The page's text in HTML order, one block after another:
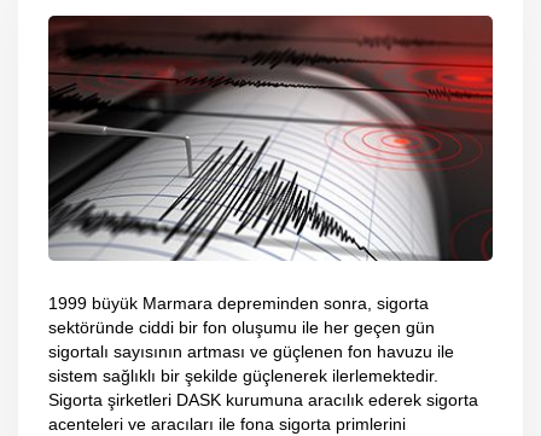
1999 büyük Marmara depreminden sonra, sigorta
sektöründe ciddi bir fon oluşumu ile her geçen gün
sigortalı sayısının artması ve güçlenen fon havuzu ile
sistem sağlıklı bir şekilde güçlenerek ilerlemektedir.
Sigorta şirketleri DASK kurumuna aracılık ederek sigorta
acenteleri ve aracıları ile fona sigorta primlerini